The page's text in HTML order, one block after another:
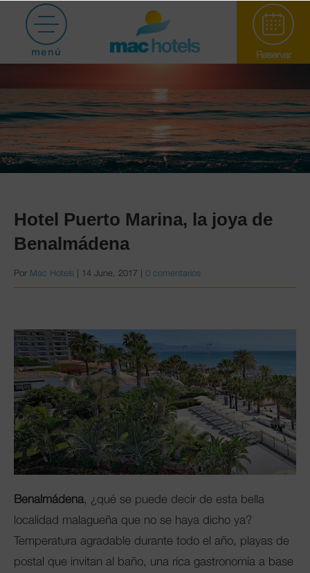
menú Reservar
Hotel Puerto Marina, la joya de
Benalmádena
Por Mac Hotels 14 June, 2017 0 comentarios
Benalmádena, ¿qué se puede decir de esta bella
localidad malagueña que no se haya dicho ya?
Temperatura agradable durante todo el año, playas de
postal que invitan al baño, una rica gastronomía a base
Paradiso Garden
Puerto Marina
Club Mac